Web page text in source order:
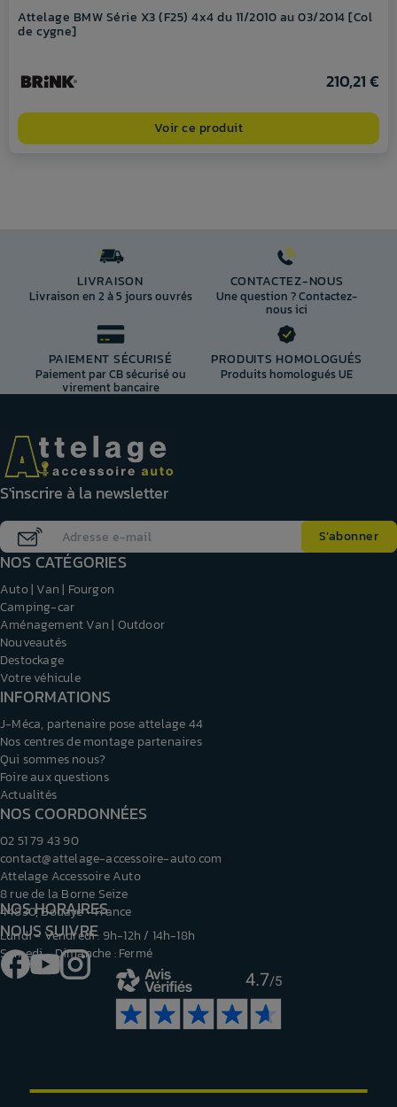
Attelage BMW Série X3 (F25) 4x4 du 11/2010 au 03/2014 [Col
de cygne]
210,21 €
Voir ce produit
LIVRAISON
Livraison en 2 à 5 jours ouvrés
CONTACTEZ-NOUS
Une question ? Contactez-
nous ici
PAIEMENT SÉCURISÉ
Paiement par CB sécurisé ou
virement bancaire
PRODUITS HOMOLOGUÉS
Produits homologués UE
NOS CATÉGORIES
Auto | Van | Fourgon
Camping-car
Aménagement Van | Outdoor
Nouveautés
Destockage
Votre véhicule
INFORMATIONS
J-Méca, partenaire pose attelage 44
Nos centres de montage partenaires
Qui sommes nous?
Foire aux questions
Actualités
NOS COORDONNÉES
02 51 79 43 90
contact@attelage-accessoire-auto.com
Attelage Accessoire Auto
8 rue de la Borne Seize
44830, Bouaye - France
S'inscrire à la newsletter
NOUS SUIVRE
FacebookYouTubeInstagram
NOS HORAIRES
Lundi - Vendredi : 9h-12h / 14h-18h
Samedi - Dimanche : Fermé
4.7/5